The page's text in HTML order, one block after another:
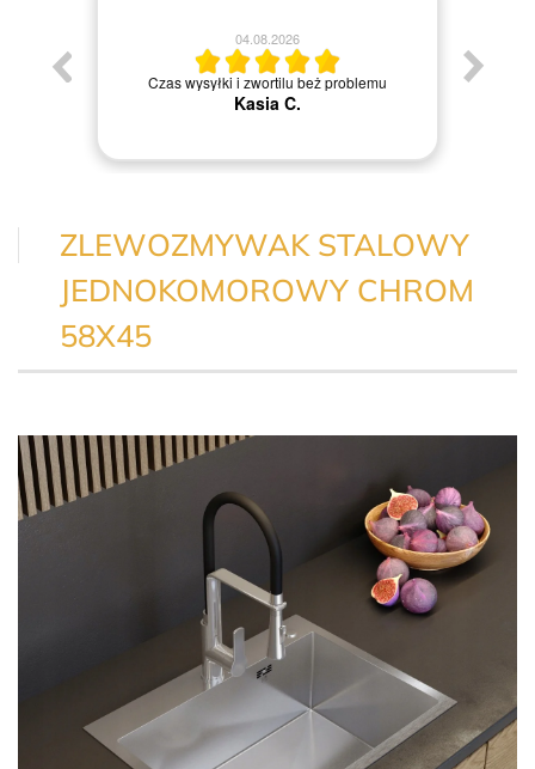
04.08.2026
Czas wysyłki i zwortilu beż problemu
Kasia C.
ZLEWOZMYWAK STALOWY
JEDNOKOMOROWY CHROM
58X45